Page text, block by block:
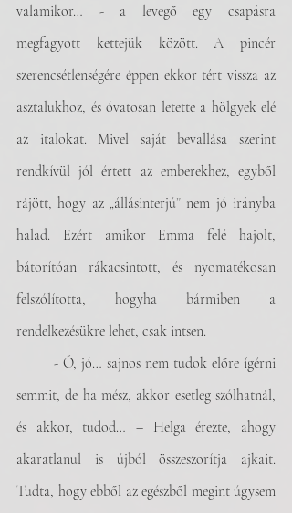
valamikor… - a levegő egy csapásra
megfagyott kettejük között. A pincér
szerencsétlenségére éppen ekkor tért vissza az
asztalukhoz, és óvatosan letette a hölgyek elé
az italokat. Mivel saját bevallása szerint
rendkívül jól értett az emberekhez, egyből
rájött, hogy az „állásinterjú” nem jó irányba
halad. Ezért amikor Emma felé hajolt,
bátorítóan rákacsintott, és nyomatékosan
felszólította, hogyha bármiben a
rendelkezésükre lehet, csak intsen.
semmit, de ha mész, akkor esetleg szólhatnál,
és akkor, tudod… – Helga érezte, ahogy
akaratlanul is újból összeszorítja ajkait.
Tudta, hogy ebből az egészből megint úgysem